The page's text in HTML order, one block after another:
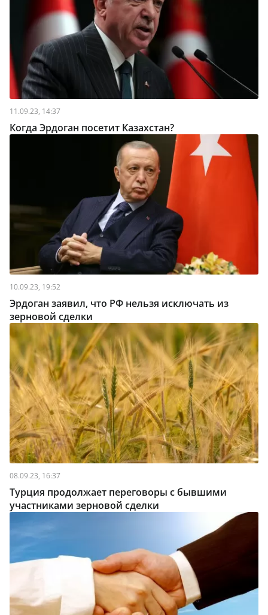
11.09.23, 14:37
Когда Эрдоган посетит Казахстан?
10.09.23, 19:52
Эрдоган заявил, что РФ нельзя исключать из
зерновой сделки
08.09.23, 16:37
Турция продолжает переговоры с бывшими
участниками зерновой сделки